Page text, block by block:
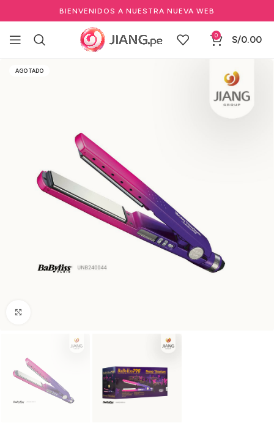
BIENVENIDOS A NUESTRA NUEVA WEB
0 S/0.00
Inicio Marcas Profesionales de Belleza
AGOTADO